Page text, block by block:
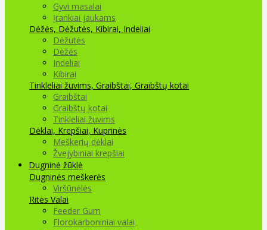
Gyvi masalai
Įrankiai jaukams
Dėžės, Dėžutės, Kibirai, Indeliai
Dėžutės
Dėžės
Indeliai
Kibirai
Tinkleliai žuvims, Graibštai, Graibštų kotai
Graibštai
Graibštų kotai
Tinkleliai žuvims
Dėklai, Krepšiai, Kuprinės
Meškerių dėklai
Žvejybiniai krepšiai
Dugninė žūklė
Dugninės meškerės
Viršūnėlės
Ritės Valai
Feeder Gum
Florokarboniniai valai